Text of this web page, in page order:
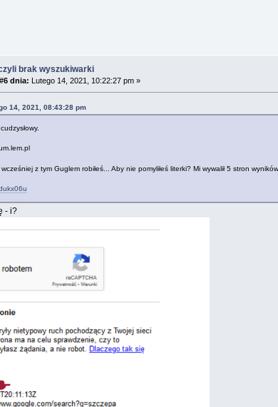
brak wyszukiwarki
dnia: Lutego 14, 2021, 10:22:27 pm »
14, 2021, 08:43:28 pm
z tym Guglem robiłeś... Aby nie pomyliłeś literki? Mi wywalił 5 stron
- i?